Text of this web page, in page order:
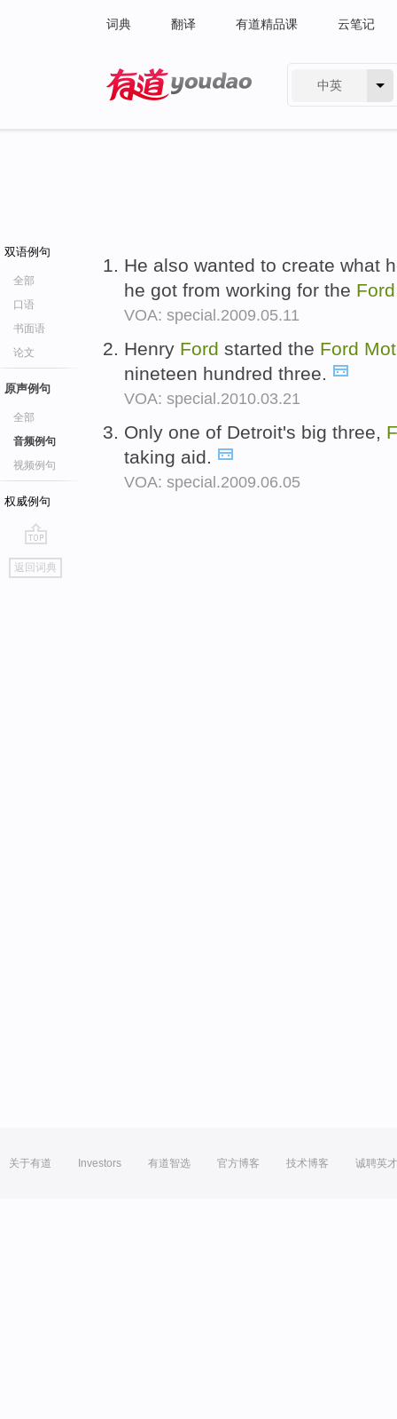
词典 翻译 有道精品课 云笔记
中英
双语例句
全部
口语
书面语
论文
原声例句
全部
音频例句
视频例句
权威例句
go
top
返回词典
He also wanted to create what
he got from working for the
VOA: special.2009.05.11
Henry Ford started the Ford
nineteen hundred three.
VOA: special.2010.03.21
Only one of Detroit's big three,
taking aid.
VOA: special.2009.06.05
关于有道 Investors 有道智选 官方博客 技术博客 诚聘英才